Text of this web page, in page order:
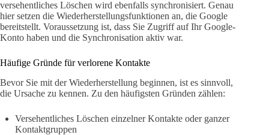
versehentliches Löschen wird ebenfalls synchronisiert. Genau
hier setzen die Wiederherstellungsfunktionen an, die Google
bereitstellt. Voraussetzung ist, dass Sie Zugriff auf Ihr Google-
Konto haben und die Synchronisation aktiv war.
Häufige Gründe für verlorene Kontakte
Bevor Sie mit der Wiederherstellung beginnen, ist es sinnvoll,
die Ursache zu kennen. Zu den häufigsten Gründen zählen:
Versehentliches Löschen einzelner Kontakte oder ganzer
Kontaktgruppen